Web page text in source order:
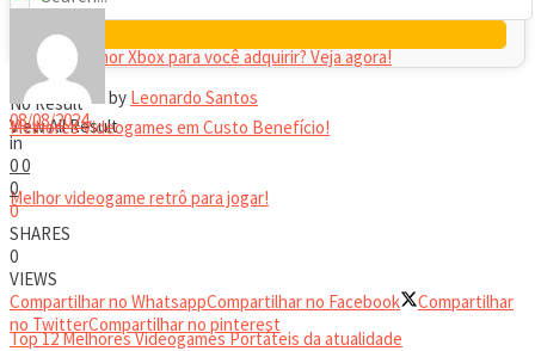
No Result
View All Result
Qual é o melhor Xbox para você adquirir? Veja agora!
Melhores Videogames em Custo Benefício!
Melhor videogame retrô para jogar!
VIDEOGAMES PORTÁTEIS
Top 12 Melhores Videogames Portáteis da atualidade
by Leonardo Santos
08/08/2024
in
00
0
0
SHARES
0
VIEWS
Compartilhar no WhatsappCompartilhar no Facebook
Compartilhar
no TwitterCompartilhar no pinterest